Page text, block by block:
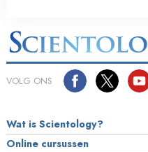
VOLG ONS
Wat is Scientology?
Online cursussen